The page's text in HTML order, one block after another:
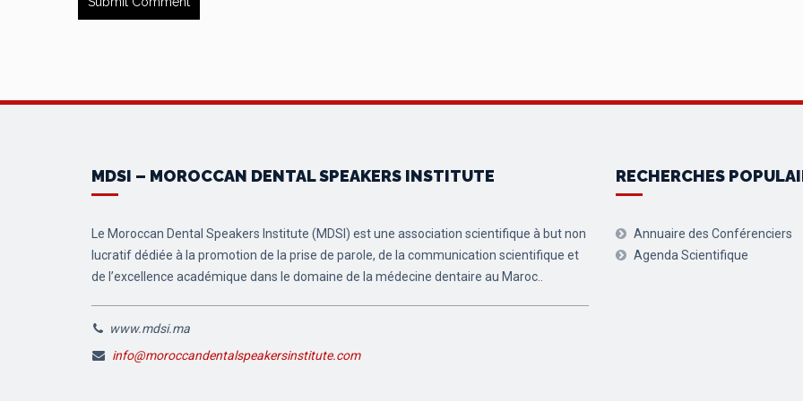
MDSI – MOROCCAN DENTAL SPEAKERS INSTITUTE
Le Moroccan Dental Speakers Institute (MDSI) est une association scientifique à but non
lucratif dédiée à la promotion de la prise de parole, de la communication scientifique et
de l’excellence académique dans le domaine de la médecine dentaire au Maroc..
www.mdsi.ma
info@moroccandentalspeakersinstitute.com
RECHERCHES
Annuaire des Conférenciers
Agenda Scientifique